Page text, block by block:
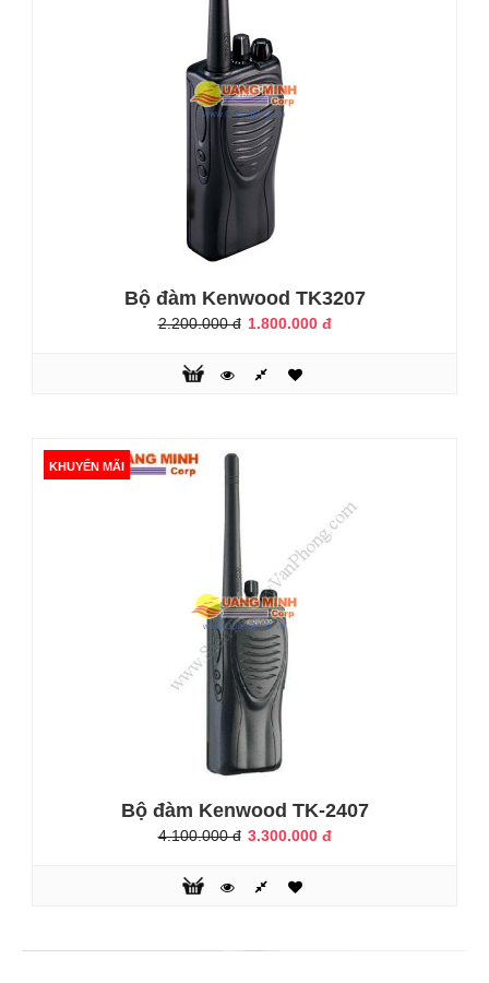
Bộ đàm Kenwood TK3207
2.200.000 đ 1.800.000 đ
KHUYẾN MÃI
Bộ đàm Kenwood TK-2407
4.100.000 đ 3.300.000 đ